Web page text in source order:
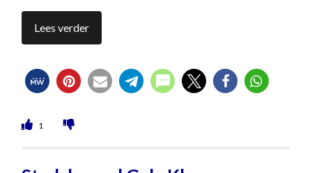
Lees verder
1